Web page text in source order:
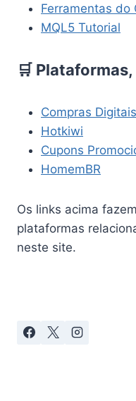
Ferramentas do
MQL5 Tutorial
🛒
Compras Digitais
Hotkiwi
Cupons
HomemBR
Os links acima
plataformas
neste site.